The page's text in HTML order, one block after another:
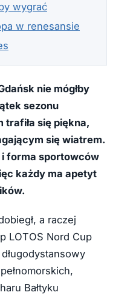
wygrać
w renesansie
nie mógłby
sezonu
trafiła się piękna,
się wiatrem.
forma sportowców
każdy ma apetyt
a raczej
LOTOS Nord Cup
Bałtyku